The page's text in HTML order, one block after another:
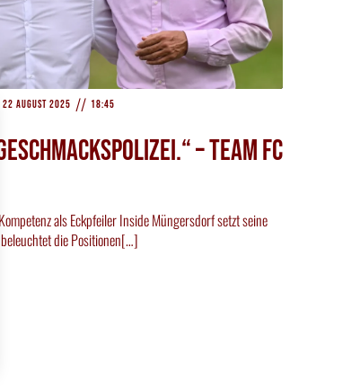
22 August 2025 // 18:45
– Team FC
als Eckpfeiler Inside Müngersdorf setzt seine
die Positionen[…]